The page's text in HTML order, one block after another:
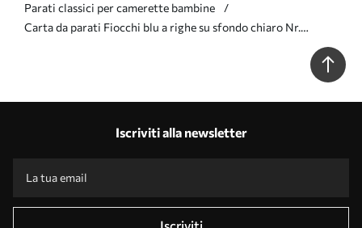
Parati classici per camerette bambine
Carta da parati Fiocchi blu a righe su sfondo chiaro Nr.
Iscriviti alla newsletter